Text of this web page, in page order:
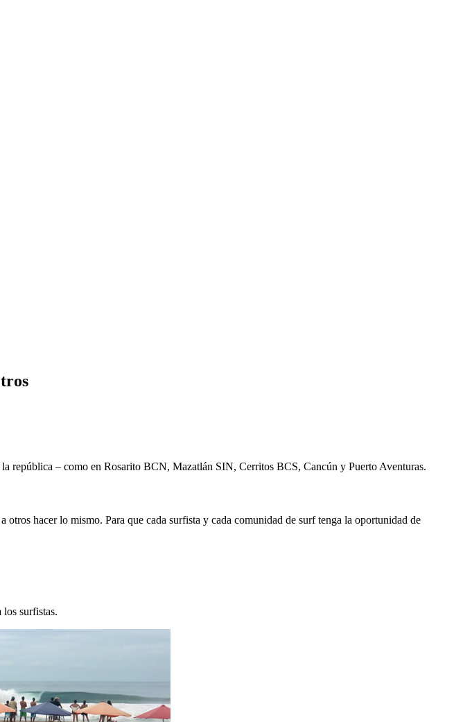
república – como en Rosarito BCN, Mazatlán SIN, Cerritos BCS, Cancún y Puerto Aventuras.
hacer lo mismo. Para que cada surfista y cada comunidad de surf tenga la oportunidad de
surfistas.